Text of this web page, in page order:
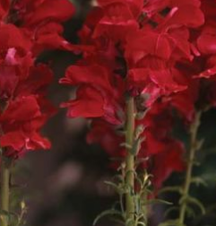
(72)
arī